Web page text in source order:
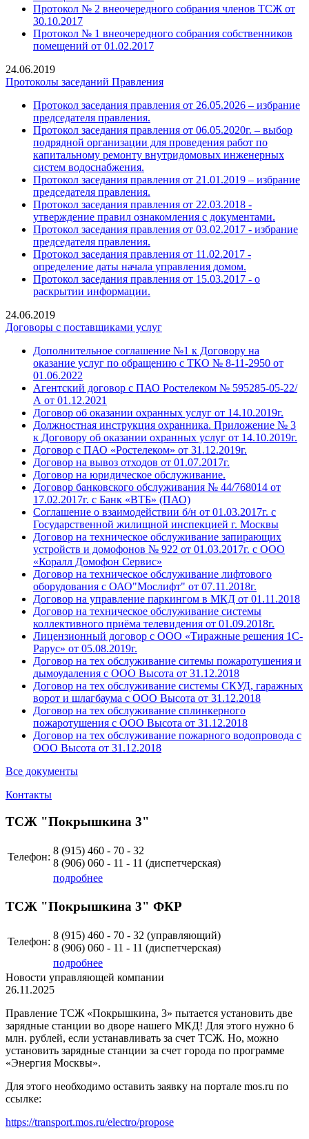
Протокол № 2 внеочередного собрания членов ТСЖ от
30.10.2017
Протокол № 1 внеочередного собрания собственников
помещений от 01.02.2017
24.06.2019
Протоколы заседаний Правления
Протокол заседания правления от 26.05.2026 – избрание
председателя правления.
Протокол заседания правления от 06.05.2020г. – выбор
подрядной организации для проведения работ по
капитальному ремонту внутридомовых инженерных
систем водоснабжения.
Протокол заседания правления от 21.01.2019 – избрание
председателя правления.
Протокол заседания правления от 22.03.2018 -
утверждение правил ознакомления с документами.
Протокол заседания правления от 03.02.2017 - избрание
председателя правления.
Протокол заседания правления от 11.02.2017 -
определение даты начала управления домом.
Протокол заседания правления от 15.03.2017 - о
раскрытии информации.
24.06.2019
Договоры с поставщиками услуг
Дополнительное соглашение №1 к Договору на
оказание услуг по обращению с ТКО № 8-11-2950 от
01.06.2022
Агентский договор с ПАО Ростелеком № 595285-05-22/
А от 01.12.2021
Договор об оказании охранных услуг от 14.10.2019г.
Должностная инструкция охранника. Приложение № 3
к Договору об оказании охранных услуг от 14.10.2019г.
Договор с ПАО «Ростелеком» от 31.12.2019г.
Договор на вывоз отходов от 01.07.2017г.
Договор на юридическое обслуживание.
Договор банковского обслуживания № 44/768014 от
17.02.2017г. с Банк «ВТБ» (ПАО)
Соглашение о взаимодействии б/н от 01.03.2017г. с
Государственной жилищной инспекцией г. Москвы
Договор на техническое обслуживание запирающих
устройств и домофонов № 922 от 01.03.2017г. с ООО
«Коралл Домофон Сервис»
Договор на техническое обслуживание лифтового
оборудования с ОАО"Мослифт" от 07.11.2018г.
Договор на управление паркингом в МКД от 01.11.2018
Договор на техническое обслуживание системы
коллективного приёма телевидения от 01.09.2018г.
Лицензионный договор с ООО «Тиражные решения 1С-
Рарус» от 05.08.2019г.
Договор на тех обслуживание ситемы пожаротушения и
дымоудаления с ООО Высота от 31.12.2018
Договор на тех обслуживание системы СКУД, гаражных
ворот и шлагбаума с ООО Высота от 31.12.2018
Договор на тех обслуживание сплинкерного
пожаротушения с ООО Высота от 31.12.2018
Договор на тех обслуживание пожарного водопровода с
ООО Высота от 31.12.2018
Все документы
Контакты
ТСЖ "Покрышкина 3"
Телефон:
8 (915) 460 - 70 - 32
8 (906) 060 - 11 - 11 (диспетчерская)
подробнее
ТСЖ "Покрышкина 3" ФКР
Телефон:
8 (915) 460 - 70 - 32 (управляющий)
8 (906) 060 - 11 - 11 (диспетчерская)
подробнее
Новости управляющей компании
26.11.2025
Правление ТСЖ «Покрышкина, 3» пытается установить две
зарядные станции во дворе нашего МКД! Для этого нужно 6
млн. рублей, если устанавливать за счет ТСЖ. Но, можно
установить зарядные станции за счет города по программе
«Энергия Москвы».
Для этого необходимо оставить заявку на портале mos.ru по
ссылке:
https://transport.mos.ru/electro/propose